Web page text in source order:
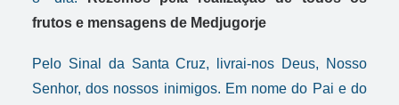
frutos e mensagens de Medjugorje
Pelo Sinal da Santa Cruz, livrai-nos Deus, Nosso
Senhor, dos nossos inimigos. Em nome do Pai e do